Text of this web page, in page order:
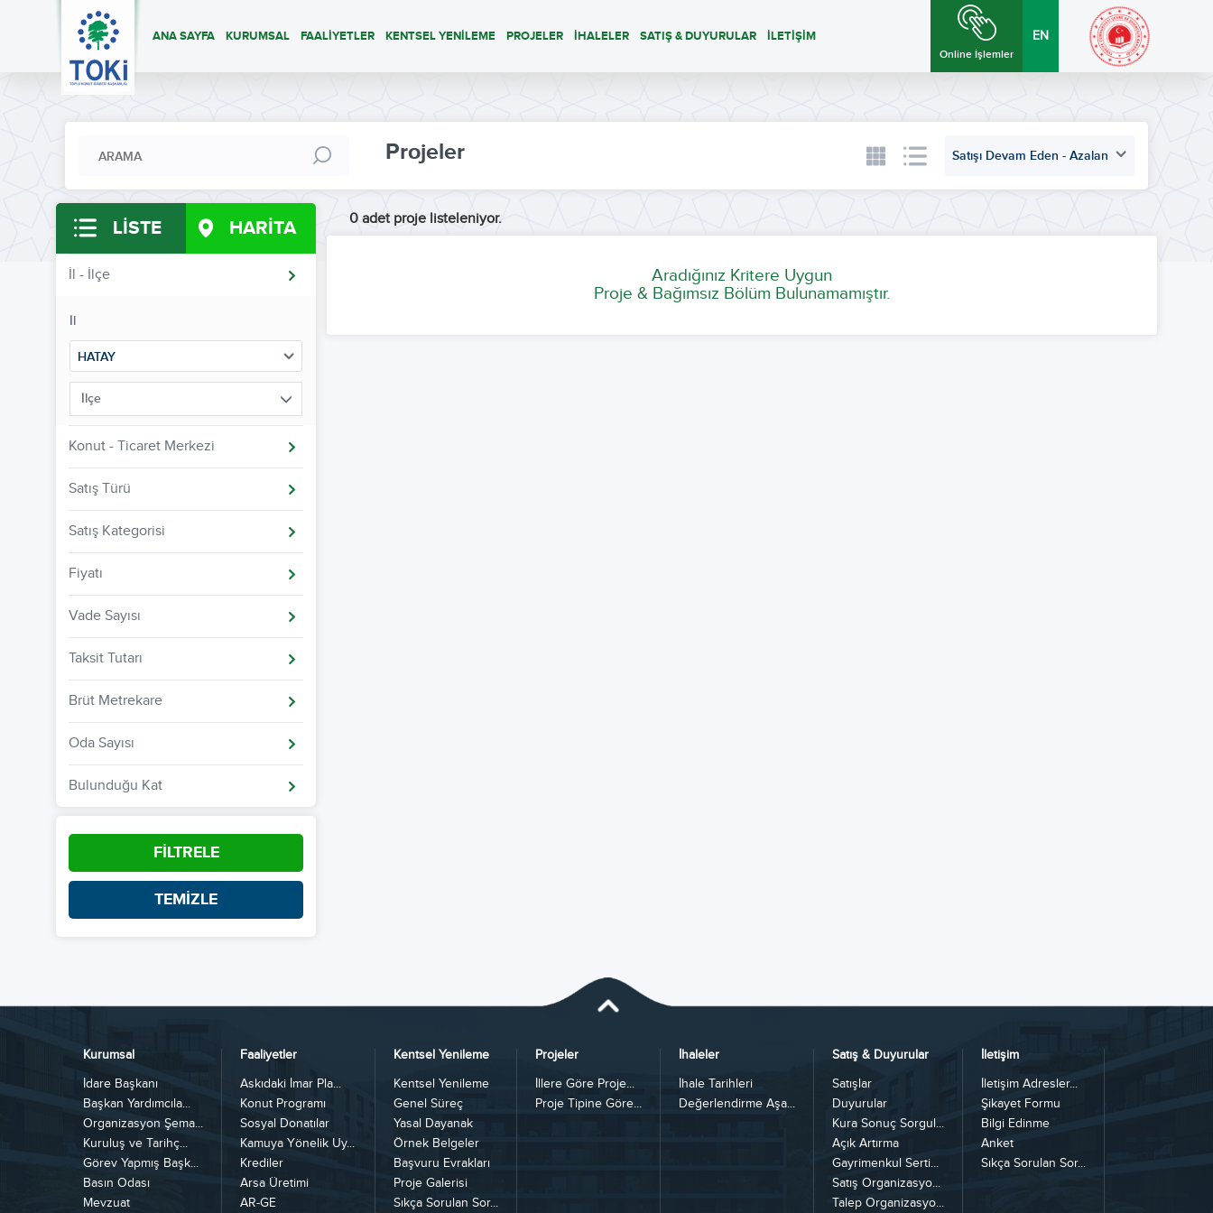
ANA SAYFA KURUMSAL FAALİYETLER KENTSEL YENİLEME PROJELER İHALELER SATIŞ & DUYURULAR İLETİŞİM
Online İşlemler
EN
Projeler Satışı Devam Eden - Azalan
LİSTE HARİTA
İl - İlçe
İl
HATAY
İlçe
Konut - Ticaret Merkezi
Satış Türü
Satış Kategorisi
Fiyatı
Vade Sayısı
Taksit Tutarı
Brüt Metrekare
Oda Sayısı
Bulunduğu Kat
FİLTRELE
TEMİZLE
0 adet proje listeleniyor.
Aradığınız Kritere Uygun
Proje & Bağımsız Bölüm Bulunamamıştır.
Kurumsal
İdare Başkanı
Başkan Yardımcıla...
Organizasyon Şema...
Kuruluş ve Tarihç...
Görev Yapmış Başk...
Basın Odası
Mevzuat
Faaliyetler
Askıdaki İmar Pla...
Konut Programı
Sosyal Donatılar
Kamuya Yönelik Uy...
Krediler
Arsa Üretimi
AR-GE
Kentsel Yenileme
Kentsel Yenileme
Genel Süreç
Yasal Dayanak
Örnek Belgeler
Başvuru Evrakları
Proje Galerisi
Sıkça Sorulan Sor...
Projeler
İllere Göre Proje...
Proje Tipine Göre...
İhaleler
İhale Tarihleri
Değerlendirme Aşa...
Satış & Duyurular
Satışlar
Duyurular
Kura Sonuç Sorgul...
Açık Artırma
Gayrimenkul Serti...
Satış Organizasyo...
Talep Organizasyo...
İletişim
İletişim Adresler...
Şikayet Formu
Bilgi Edinme
Anket
Sıkça Sorulan Sor...